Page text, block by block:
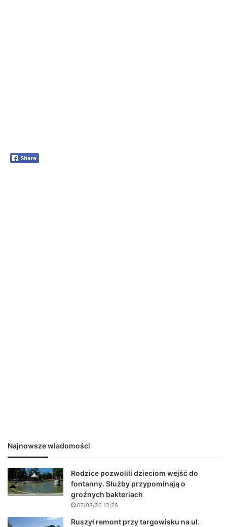
Najnowsze wiadomości
Rodzice pozwolili dzieciom wejść do
fontanny. Służby przypominają o
groźnych bakteriach
07/08/26 12:26
Ruszył remont przy targowisku na ul.